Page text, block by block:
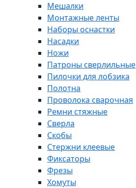
Мешалки
Монтажные ленты
Наборы оснастки
Насадки
Ножи
Патроны сверлильные
Пилочки для лобзика
Полотна
Проволока сварочная
Ремни стяжные
Сверла
Скобы
Стержни клеевые
Фиксаторы
Фрезы
Хомуты